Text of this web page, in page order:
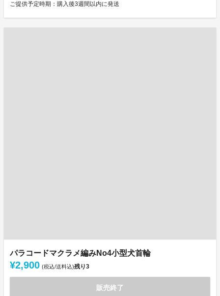
ご提供予定時期：購入後3週間以内に発送
パラコードマクラメ編みNo4小型犬首輪
¥2,900 (税込/送料込)残り3
販売終了